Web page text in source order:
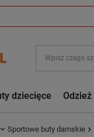
dziecięce Odzież
Sportowe buty damskie